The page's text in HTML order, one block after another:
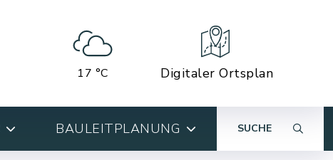
17 °C Digitaler Ortsplan
BAULEITPLANUNG SUCHE